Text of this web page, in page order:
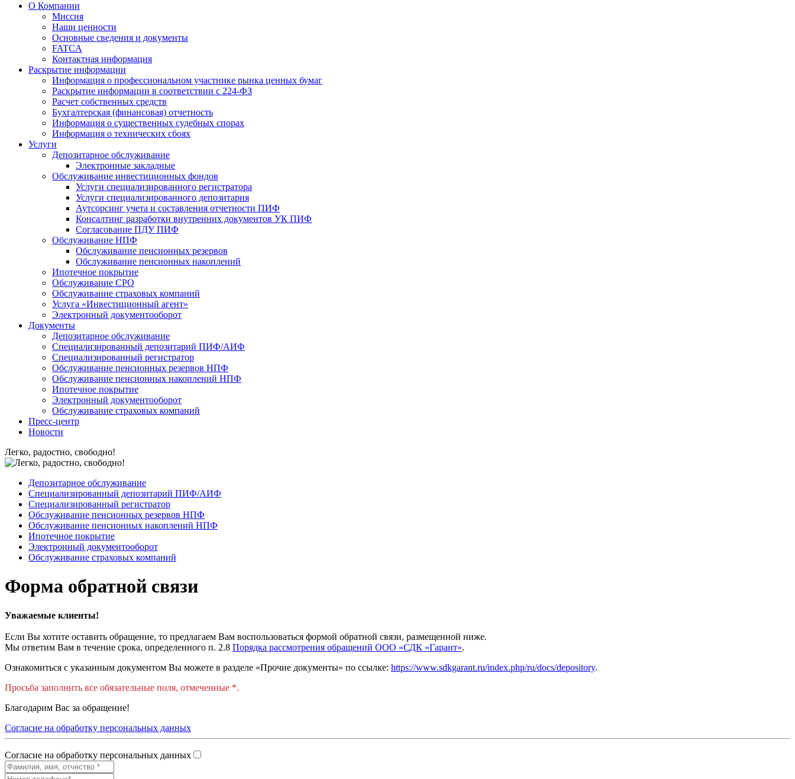
О Компании
Миссия
Наши ценности
Основные сведения и документы
FATCA
Контактная информация
Раскрытие информации
Информация о профессиональном участнике рынка ценных бумаг
Раскрытие информации в соответствии с 224-ФЗ
Расчет собственных средств
Бухгалтерская (финансовая) отчетность
Информация о существенных судебных спорах
Информация о технических сбоях
Услуги
Депозитарное обслуживание
Электронные закладные
Обслуживание инвестиционных фондов
Услуги специализированного регистратора
Услуги специализированного депозитария
Аутсорсинг учета и составления отчетности ПИФ
Консалтинг разработки внутренних документов УК ПИФ
Согласование ПДУ ПИФ
Обслуживание НПФ
Обслуживание пенсионных резервов
Обслуживание пенсионных накоплений
Ипотечное покрытие
Обслуживание СРО
Обслуживание страховых компаний
Услуга «Инвестиционный агент»
Электронный документооборот
Документы
Депозитарное обслуживание
Специализированный депозитарий ПИФ/АИФ
Специализированный регистратор
Обслуживание пенсионных резервов НПФ
Обслуживание пенсионных накоплений НПФ
Ипотечное покрытие
Электронный документооборот
Обслуживание страховых компаний
Пресс-центр
Новости
Легко, радостно, свободно!
Депозитарное обслуживание
Специализированный депозитарий ПИФ/АИФ
Специализированный регистратор
Обслуживание пенсионных резервов НПФ
Обслуживание пенсионных накоплений НПФ
Ипотечное покрытие
Электронный документооборот
Обслуживание страховых компаний
Форма обратной связи
Уважаемые клиенты!
Если Вы хотите оставить обращение, то предлагаем Вам воспользоваться формой обратной связи, размещенной ниже.
Мы ответим Вам в течение срока, определенного п. 2.8 Порядка рассмотрения обращений ООО «СДК «Гарант».
Ознакомиться с указанным документом Вы можете в разделе «Прочие документы» по ссылке: https://www.sdkgarant.ru/index.php/ru/docs/depository.
Просьба заполнить все обязательные поля, отмеченные *.
Благодарим Вас за обращение!
Согласие на обработку персональных данных
Согласие на обработку персональных данных